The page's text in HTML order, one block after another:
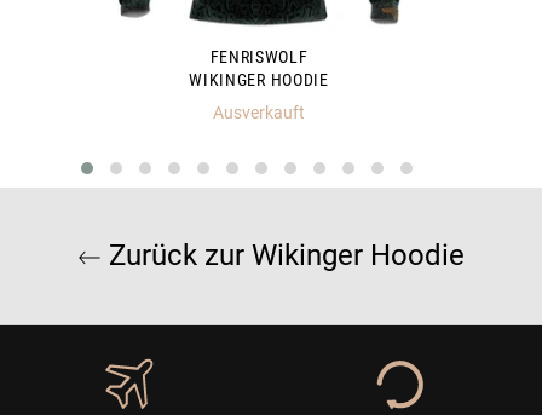
FENRISWOLF
WIKINGER HOODIE
Ausverkauft
Zurück zur Wikinger Hoodie